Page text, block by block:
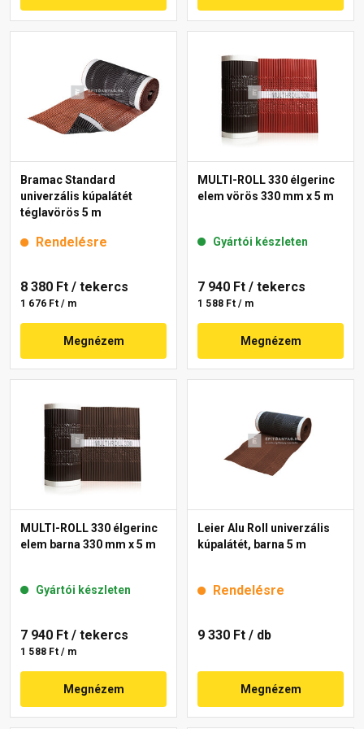
Bramac Standard
univerzális kúpalátét
téglavörös 5 m
Rendelésre
8 380 Ft / tekercs
1 676 Ft / m
Megnézem
MULTI-ROLL 330 élgerinc
elem vörös 330 mm x 5 m
Gyártói készleten
7 940 Ft / tekercs
1 588 Ft / m
Megnézem
MULTI-ROLL 330 élgerinc
elem barna 330 mm x 5 m
Gyártói készleten
7 940 Ft / tekercs
1 588 Ft / m
Megnézem
Leier Alu Roll univerzális
kúpalátét, barna 5 m
Rendelésre
9 330 Ft / db
Megnézem